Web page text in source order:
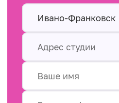
Ивано-Франковск
Адрес студии